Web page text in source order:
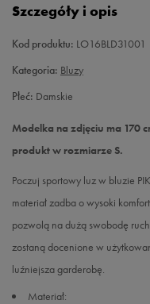
Szczegóły i opis
Kod produktu: LO16BLD31001
Kategoria: Bluzy
Płeć: Damskie
Modelka na zdjęciu ma 170
produkt w rozmiarze S.
Poczuj sportowy luz w bluzie
materiał zadba o wysoki
pozwolą na dużą swobodę
zostaną docenione w
luźniejsza garderobę.
Materiał: